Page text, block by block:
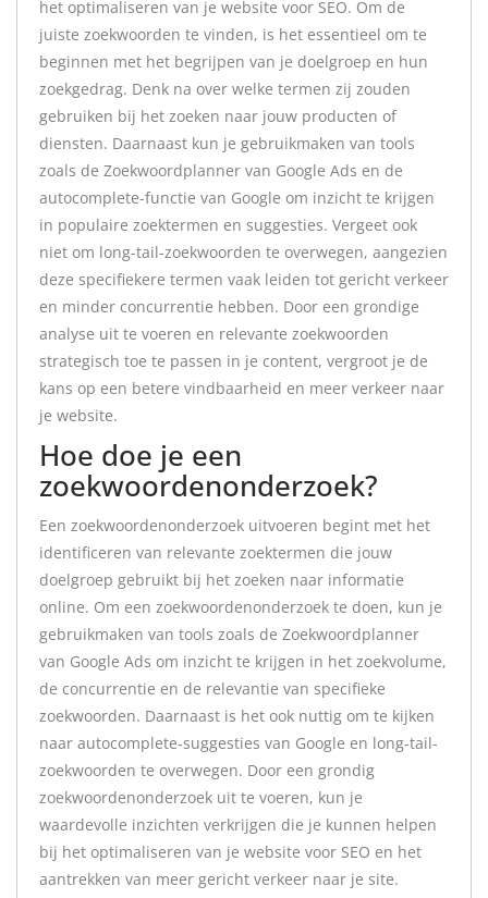
het optimaliseren van je website voor SEO. Om de
juiste zoekwoorden te vinden, is het essentieel om te
beginnen met het begrijpen van je doelgroep en hun
zoekgedrag. Denk na over welke termen zij zouden
gebruiken bij het zoeken naar jouw producten of
diensten. Daarnaast kun je gebruikmaken van tools
zoals de Zoekwoordplanner van Google Ads en de
autocomplete-functie van Google om inzicht te krijgen
in populaire zoektermen en suggesties. Vergeet ook
niet om long-tail-zoekwoorden te overwegen, aangezien
deze specifiekere termen vaak leiden tot gericht verkeer
en minder concurrentie hebben. Door een grondige
analyse uit te voeren en relevante zoekwoorden
strategisch toe te passen in je content, vergroot je de
kans op een betere vindbaarheid en meer verkeer naar
je website.
Hoe doe je een
zoekwoordenonderzoek?
Een zoekwoordenonderzoek uitvoeren begint met het
identificeren van relevante zoektermen die jouw
doelgroep gebruikt bij het zoeken naar informatie
online. Om een zoekwoordenonderzoek te doen, kun je
gebruikmaken van tools zoals de Zoekwoordplanner
van Google Ads om inzicht te krijgen in het zoekvolume,
de concurrentie en de relevantie van specifieke
zoekwoorden. Daarnaast is het ook nuttig om te kijken
naar autocomplete-suggesties van Google en long-tail-
zoekwoorden te overwegen. Door een grondig
zoekwoordenonderzoek uit te voeren, kun je
waardevolle inzichten verkrijgen die je kunnen helpen
bij het optimaliseren van je website voor SEO en het
aantrekken van meer gericht verkeer naar je site.